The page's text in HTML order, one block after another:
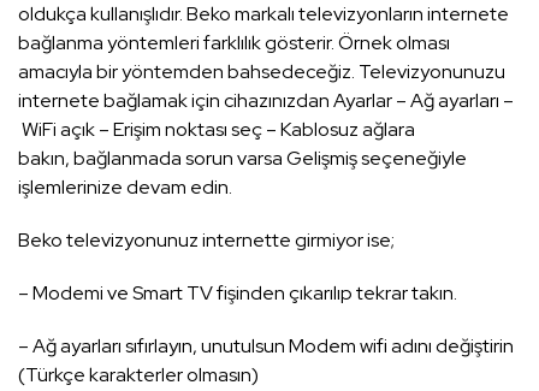
oldukça kullanışlıdır. Beko markalı televizyonların internete
bağlanma yöntemleri farklılık gösterir. Örnek olması
amacıyla bir yöntemden bahsedeceğiz. Televizyonunuzu
internete bağlamak için cihazınızdan Ayarlar – Ağ ayarları –
WiFi açık – Erişim noktası seç – Kablosuz ağlara
bakın, bağlanmada sorun varsa Gelişmiş seçeneğiyle
işlemlerinize devam edin.
Beko televizyonunuz internette girmiyor ise;
– Modemi ve Smart TV fişinden çıkarılıp tekrar takın.
– Ağ ayarları sıfırlayın, unutulsun Modem wifi adını değiştirin
(Türkçe karakterler olmasın)